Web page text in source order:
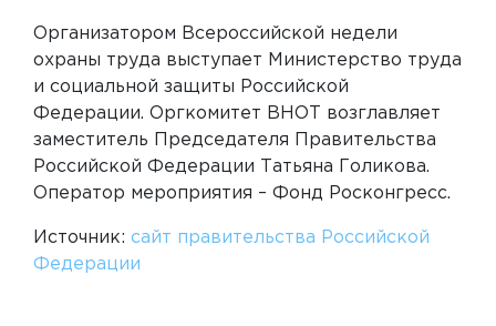
Организатором Всероссийской недели
охраны труда выступает Министерство труда
и социальной защиты Российской
Федерации. Оргкомитет ВНОТ возглавляет
заместитель Председателя Правительства
Российской Федерации Татьяна Голикова.
Оператор мероприятия – Фонд Росконгресс.
Источник: сайт правительства Российской
Федерации